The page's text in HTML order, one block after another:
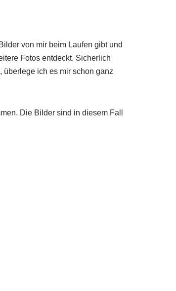
von mir beim Laufen gibt und
Fotos entdeckt. Sicherlich
ich es mir schon ganz
Die Bilder sind in diesem Fall